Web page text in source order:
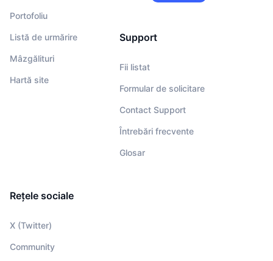
Portofoliu
Listă de urmărire
Mâzgălituri
Hartă site
Support
Fii listat
Formular de solicitare
Contact Support
Întrebări frecvente
Glosar
Rețele sociale
X (Twitter)
Community